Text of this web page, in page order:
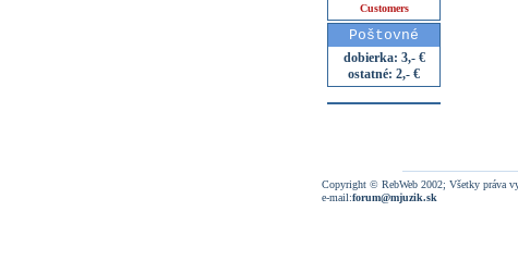
Customers
Poštovné
dobierka: 3,- €
ostatné: 2,- €
Copyright © RebWeb 2002; Všetky práva
e-mail:forum@mjuzik.sk